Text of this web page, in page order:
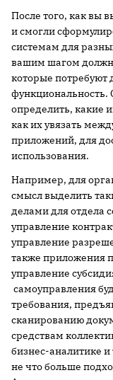
После того, как вы
и смогли
системам для
вашим шагом
которые потребуют
функциональность.
определить, какие
как их увязать
приложений, для
использования.
Например, для
смысл выделить
делами для отдела
управление
управление
также приложения
управление
самоуправления
требования,
сканированию
средствам
бизнес-аналитике
не что больше